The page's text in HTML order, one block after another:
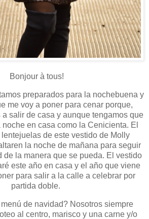
Bonjour à tous!
preparados para la nochebuena y
me voy a poner para cenar porque,
salir de casa y aunque tengamos que
en casa como la Cenicienta. El
de este vestido de Molly
la noche de mañana para seguir
de la manera que se pueda. El vestido
este año en casa y el año que viene
para salir a la calle a celebrar por
partida doble.
de navidad? Nosotros siempre
al centro, marisco y una carne y/o